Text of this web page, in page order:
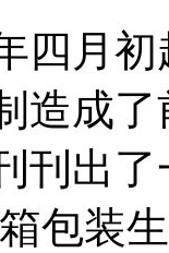
四月
造成
刊出
包装